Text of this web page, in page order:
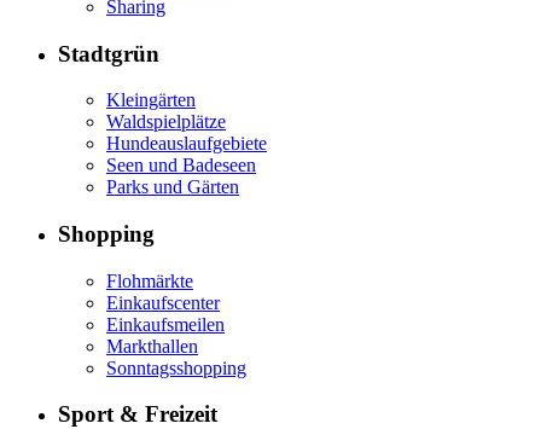
Sharing
Stadtgrün
Kleingärten
Waldspielplätze
Hundeauslaufgebiete
Seen und Badeseen
Parks und Gärten
Shopping
Flohmärkte
Einkaufscenter
Einkaufsmeilen
Markthallen
Sonntagsshopping
Sport & Freizeit